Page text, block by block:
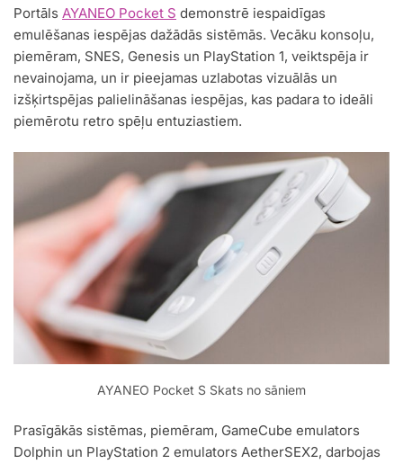
Portāls AYANEO Pocket S demonstrē iespaidīgas
emulēšanas iespējas dažādās sistēmās. Vecāku konsoļu,
piemēram, SNES, Genesis un PlayStation 1, veiktspēja ir
nevainojama, un ir pieejamas uzlabotas vizuālās un
izšķirtspējas palielināšanas iespējas, kas padara to ideāli
piemērotu retro spēļu entuziastiem.
AYANEO Pocket S Skats no sāniem
Prasīgākās sistēmas, piemēram, GameCube emulators
Dolphin un PlayStation 2 emulators AetherSEX2, darbojas